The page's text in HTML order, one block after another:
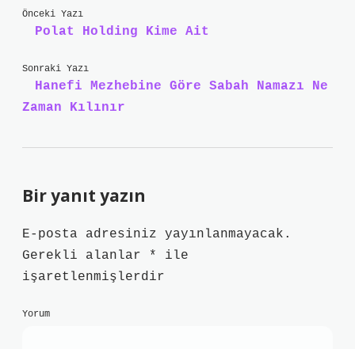
Önceki Yazı
Polat Holding Kime Ait
Sonraki Yazı
Hanefi Mezhebine Göre Sabah Namazı Ne
Zaman Kılınır
Bir yanıt yazın
E-posta adresiniz yayınlanmayacak.
Gerekli alanlar
*
ile
işaretlenmişlerdir
Yorum